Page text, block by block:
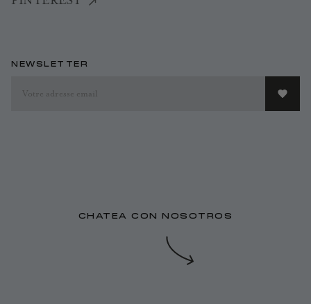
NEWSLETTER
CHATEA CON NOSOTROS